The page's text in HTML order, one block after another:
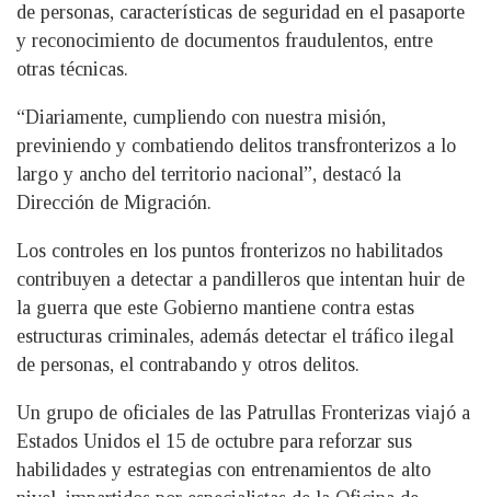
de personas, características de seguridad en el pasaporte
y reconocimiento de documentos fraudulentos, entre
otras técnicas.
“Diariamente, cumpliendo con nuestra misión,
previniendo y combatiendo delitos transfronterizos a lo
largo y ancho del territorio nacional”, destacó la
Dirección de Migración.
Los controles en los puntos fronterizos no habilitados
contribuyen a detectar a pandilleros que intentan huir de
la guerra que este Gobierno mantiene contra estas
estructuras criminales, además detectar el tráfico ilegal
de personas, el contrabando y otros delitos.
Un grupo de oficiales de las Patrullas Fronterizas viajó a
Estados Unidos el 15 de octubre para reforzar sus
habilidades y estrategias con entrenamientos de alto